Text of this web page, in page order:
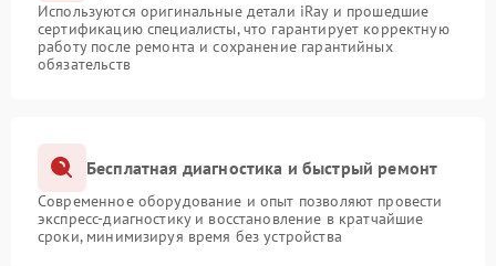
Используются оригинальные детали iRay и прошедшие
сертификацию специалисты, что гарантирует корректную
работу после ремонта и сохранение гарантийных
обязательств
Бесплатная диагностика и быстрый ремонт
Современное оборудование и опыт позволяют провести
экспресс-диагностику и восстановление в кратчайшие
сроки, минимизируя время без устройства